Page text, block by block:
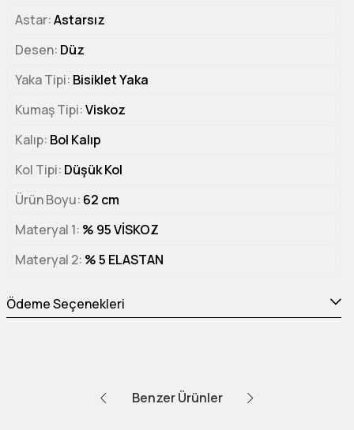
Astar Astarsız
Desen Düz
Yaka Tipi Bisiklet Yaka
Kumaş Tipi Viskoz
Kalıp Bol Kalıp
Kol Tipi Düşük Kol
Ürün Boyu 62 cm
Materyal 1 % 95 VİSKOZ
Materyal 2 % 5 ELASTAN
Ödeme Seçenekleri
Benzer Ürünler